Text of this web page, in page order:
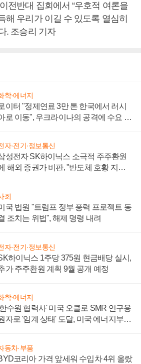
전반대 집회에서 “우호적 여론을
해 우리가 이길 수 있도록 열심히
. 조승리 기자
학·에너지
이터 "정제연료 3만 톤 한국에서 러시
로 이동", 우크라이나의 공격에 수요 늘
자·전기·정보통신
성전자 SK하이닉스 소극적 주주환원
해외 증권가 비판, "반도체 호황 지속
회
국 법원 "트럼프 정부 풍력 프로젝트 동
조치는 위법", 해제 명령 내려
자·전기·정보통신
하이닉스 1주당 375원 현금배당 실시,
가 주주환원 계획 9월 공개 예정
학·에너지
수원 협력사' 미국 오클로 SMR 연구용
자로 '임계 상태' 도달, 미국 에너지부
동차·부품
코리아 가격 앞세워 수입차 4위 올랐